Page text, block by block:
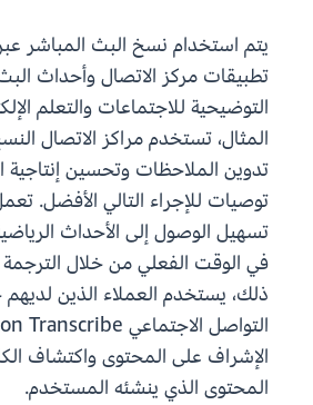
يتم استخدام نسخ البث المباشر
تطبيقات مركز الاتصال وأحداث
التوضيحية للاجتماعات والتعلم
المثال، تستخدم مراكز الاتصال
تدوين الملاحظات وتحسين
توصيات للإجراء التالي الأفضل.
تسهيل الوصول إلى الأحداث
في الوقت الفعلي من خلال الترجمة
ذلك، يستخدم العملاء الذين
الإشراف على المحتوى واكتشاف
المحتوى الذي ينشئه المستخدم.